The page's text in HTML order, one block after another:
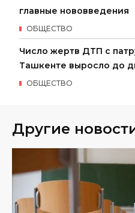
главные нововведения
ОБЩЕСТВО
Число жертв ДТП с
Ташкенте выросло до
ОБЩЕСТВО
Другие